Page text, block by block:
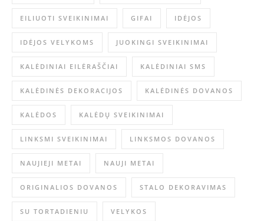
EILIUOTI SVEIKINIMAI GIFAI IDĖJOS
IDĖJOS VELYKOMS JUOKINGI SVEIKINIMAI
KALĖDINIAI EILĖRAŠČIAI KALĖDINIAI SMS
KALĖDINĖS DEKORACIJOS KALĖDINĖS DOVANOS
KALĖDOS KALĖDŲ SVEIKINIMAI
LINKSMI SVEIKINIMAI LINKSMOS DOVANOS
NAUJIEJI METAI NAUJI METAI
ORIGINALIOS DOVANOS STALO DEKORAVIMAS
SU TORTADIENIU VELYKOS